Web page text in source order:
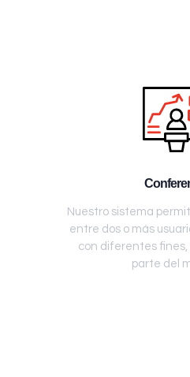
Nuestro sistema
entre dos o más
con diferentes
parte del